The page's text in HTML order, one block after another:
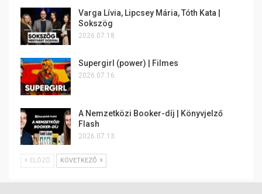
Varga Lívia, Lipcsey Mária, Tóth Kata |
Sokszög
2026.07.18.
Supergirl (power) | Filmes
2026.07.16.
A Nemzetközi Booker-díj | Könyvjelző
Flash
2026.07.13.
ELŐZŐ KÖVETKEZŐ